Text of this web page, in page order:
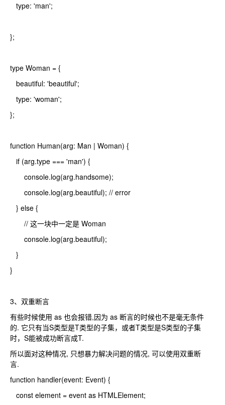
type: 'man';
};
type Woman = {
beautiful: 'beautiful';
type: 'woman';
};
function Human(arg: Man | Woman) {
if (arg.type === 'man') {
console.log(arg.handsome);
console.log(arg.beautiful); // error
} else {
// 这一块中一定是 Woman
console.log(arg.beautiful);
}
}
3、双重断言
有些时候使用 as 也会报错,因为 as 断言的时候也不是毫无条件
的. 它只有当S类型是T类型的子集，或者T类型是S类型的子集
时，S能被成功断言成T.
所以面对这种情况, 只想暴力解决问题的情况, 可以使用双重断
言.
function handler(event: Event) {
const element = event as HTMLElement;